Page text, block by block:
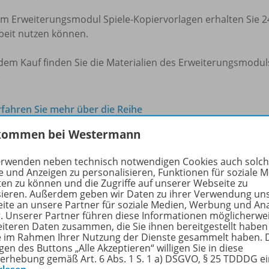
Erweiterungsmodul Spiele-Kopiervorlagen erhalten Sie
nutzen können.
Kauf finden Sie die Materialien des
Sie mehr über die Reihe
für Lehrer/-innen (Dauerlizenz) -
derBiBox-Erweiterungsmodul-Lizenzist nur in
innen möglich . Eine Erweiterungsmodul-Einzellizenz
bei Westermann
neben technisch notwendigen Cookies auch
und Anzeigen zu personalisieren, Funktionen für soziale
zu können und die Zugriffe auf unserer Webseite zu
Außerdem geben wir Daten zu ihrer Verwendung
an unsere Partner für soziale Medien, Werbung und
Unserer Partner führen diese Informationen
Daten zusammen, die Sie ihnen bereitgestellt
im Rahmen Ihrer Nutzung der Dienste gesammelt haben.
des Buttons „Alle Akzeptieren“ willigen Sie in diese
gemäß Art. 6 Abs. 1 S. 1 a) DSGVO, § 25 TDDDG